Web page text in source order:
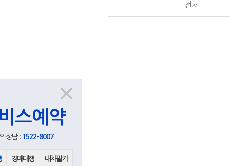
스예약
상담 : 1522-8007
경매대행 내차팔기
전체